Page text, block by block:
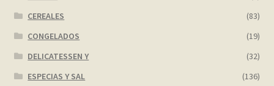
CEREALES
(83)
CONGELADOS
(19)
DELICATESSEN Y
(32)
ESPECIAS Y SAL
(136)